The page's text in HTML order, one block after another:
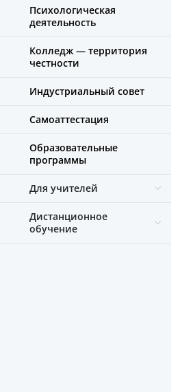
Психологическая
деятельность
Колледж — территория
честности
Индустриальный совет
Самоаттестация
Образовательные
программы
Для учителей
Дистанционное
обучение